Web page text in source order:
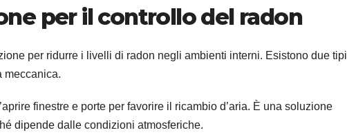
per il controllo del radon
per ridurre i livelli di radon negli ambienti interni. Esistono due tipi
meccanica.
finestre e porte per favorire il ricambio d’aria. È una soluzione
dipende dalle condizioni atmosferiche.